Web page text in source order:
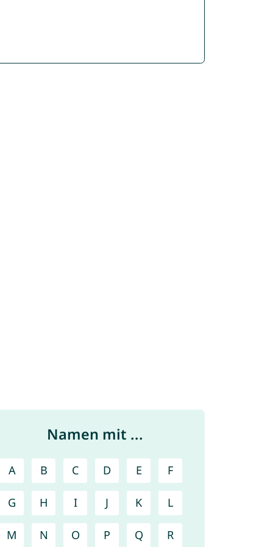
Namen mit ...
A B C D E F
G H I J K L
M N O P Q R